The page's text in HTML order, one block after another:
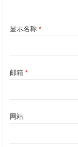
显示名称*
邮箱*
网站